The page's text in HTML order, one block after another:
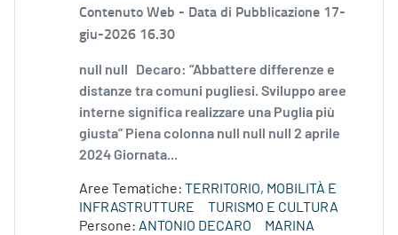
Contenuto Web - Data di Pubblicazione 17-
giu-2026 16.30
null null Decaro: “Abbattere differenze e
distanze tra comuni pugliesi. Sviluppo aree
interne significa realizzare una Puglia più
giusta” Piena colonna null null null 2 aprile
2024 Giornata...
Aree Tematiche: TERRITORIO, MOBILITÀ E
INFRASTRUTTURE
TURISMO E CULTURA
Persone: ANTONIO DECARO
MARINA